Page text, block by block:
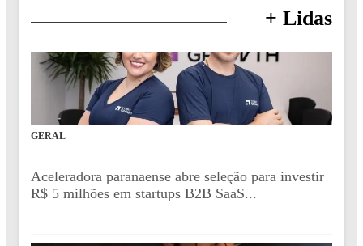
+ Lidas
GERAL
Aceleradora paranaense abre seleção para investir
R$ 5 milhões em startups B2B SaaS...